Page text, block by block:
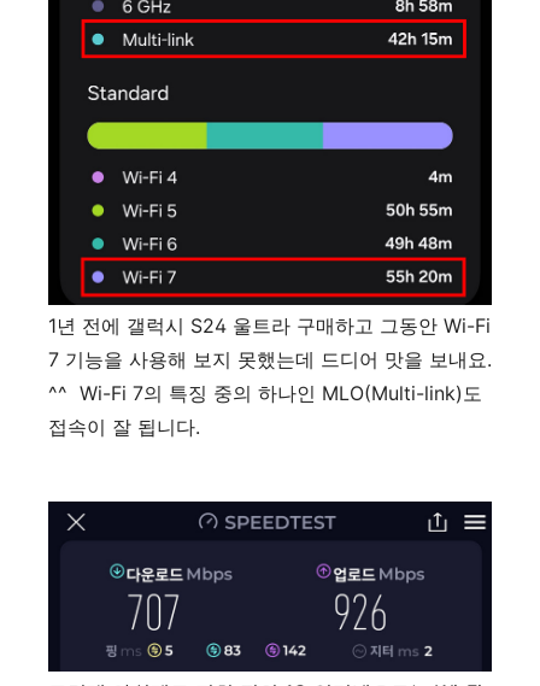
1년 전에 갤럭시 S24 울트라 구매하고 그동안 Wi-Fi
7 기능을 사용해 보지 못했는데 드디어 맛을 보내요.
^^ Wi-Fi 7의 특징 중의 하나인 MLO(Multi-link)도
접속이 잘 됩니다.